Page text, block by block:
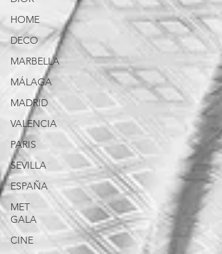
HOME
DECO
MARBELLA
MÁLAGA
MADRID
VALENCIA
PARIS
SEVILLA
ESPAÑA
MET
GALA
CINE